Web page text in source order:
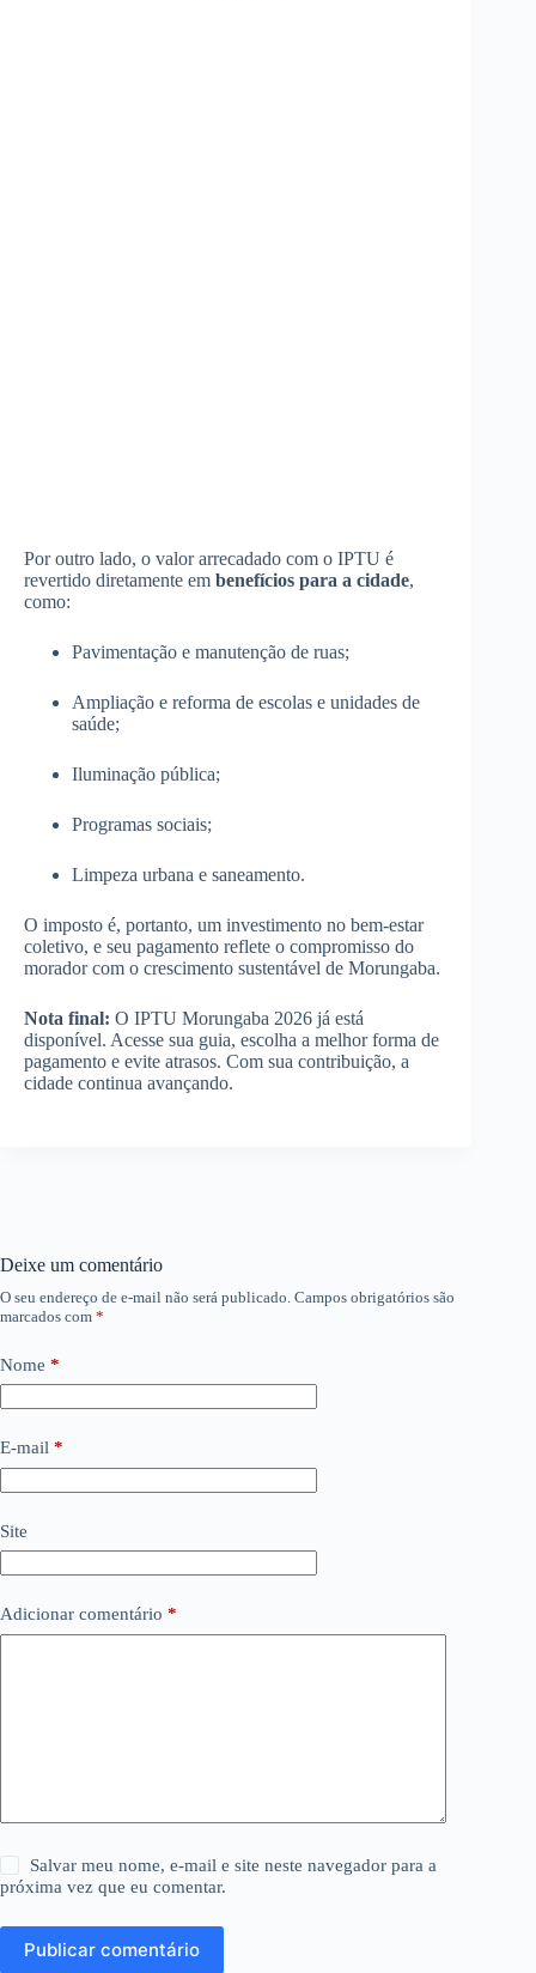
Por outro lado, o valor arrecadado com o IPTU é
revertido diretamente em benefícios para a cidade,
como:
Pavimentação e manutenção de ruas;
Ampliação e reforma de escolas e unidades de
saúde;
Iluminação pública;
Programas sociais;
Limpeza urbana e saneamento.
O imposto é, portanto, um investimento no bem-estar
coletivo, e seu pagamento reflete o compromisso do
morador com o crescimento sustentável de Morungaba.
Nota final: O IPTU Morungaba 2026 já está
disponível. Acesse sua guia, escolha a melhor forma de
pagamento e evite atrasos. Com sua contribuição, a
cidade continua avançando.
Deixe um comentário
O seu endereço de e-mail não será publicado. Campos obrigatórios são
marcados com *
Nome *
E-mail *
Site
Adicionar comentário *
Salvar meu nome, e-mail e site neste navegador para a
próxima vez que eu comentar.
Publicar comentário